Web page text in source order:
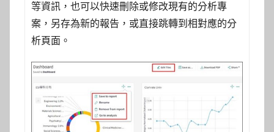
等資訊，也可以快速刪除或修改現有的分析專
案，另存為新的報告，或直接跳轉到相對應的分
析頁面。